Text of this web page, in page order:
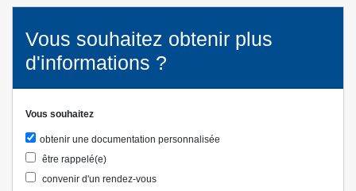
Vous souhaitez obtenir plus
d'informations ?
Vous souhaitez
obtenir une documentation personnalisée
être rappelé(e)
convenir d'un rendez-vous